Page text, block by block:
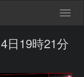
日19時21分